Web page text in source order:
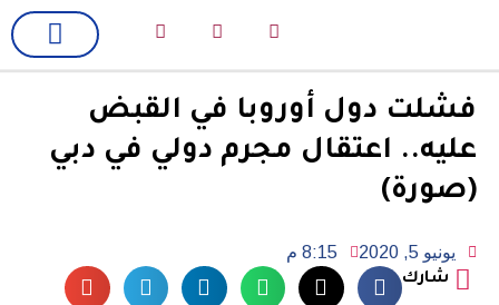
فشلت دول أوروبا في القبض
عليه.. اعتقال مجرم دولي في دبي
(صورة)
يونيو 5, 2020 8:15 م
شارك